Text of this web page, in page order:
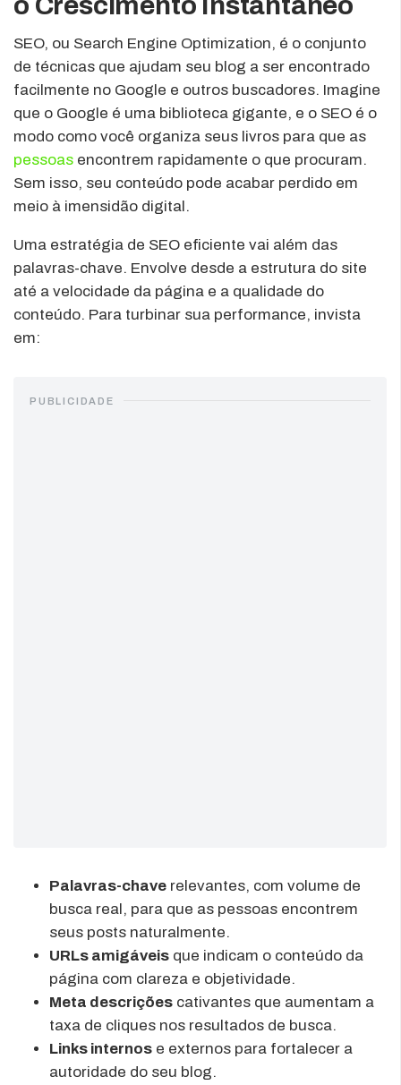
SEO, ou Search Engine Optimization, é o conjunto
de técnicas que ajudam seu blog a ser encontrado
facilmente no Google e outros buscadores. Imagine
que o Google é uma biblioteca gigante, e o SEO é o
modo como você organiza seus livros para que as
pessoas encontrem rapidamente o que procuram.
Sem isso, seu conteúdo pode acabar perdido em
meio à imensidão digital.
Uma estratégia de SEO eficiente vai além das
palavras-chave. Envolve desde a estrutura do site
até a velocidade da página e a qualidade do
conteúdo. Para turbinar sua performance, invista
em:
PUBLICIDADE
Palavras-chave relevantes, com volume de
busca real, para que as pessoas encontrem
seus posts naturalmente.
URLs amigáveis que indicam o conteúdo da
página com clareza e objetividade.
Meta descrições cativantes que aumentam a
taxa de cliques nos resultados de busca.
Links internos e externos para fortalecer a
autoridade do seu blog.